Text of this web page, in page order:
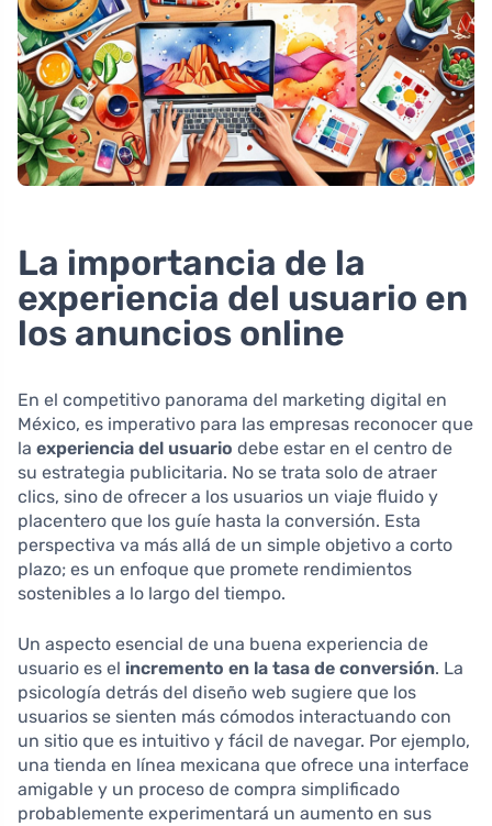
La importancia de la
experiencia del usuario en
los anuncios online
En el competitivo panorama del marketing digital en
México, es imperativo para las empresas reconocer que
la experiencia del usuario debe estar en el centro de
su estrategia publicitaria. No se trata solo de atraer
clics, sino de ofrecer a los usuarios un viaje fluido y
placentero que los guíe hasta la conversión. Esta
perspectiva va más allá de un simple objetivo a corto
plazo; es un enfoque que promete rendimientos
sostenibles a lo largo del tiempo.
Un aspecto esencial de una buena experiencia de
usuario es el incremento en la tasa de conversión. La
psicología detrás del diseño web sugiere que los
usuarios se sienten más cómodos interactuando con
un sitio que es intuitivo y fácil de navegar. Por ejemplo,
una tienda en línea mexicana que ofrece una interface
amigable y un proceso de compra simplificado
probablemente experimentará un aumento en sus